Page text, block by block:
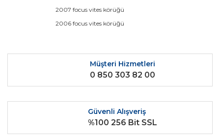
Ürün fiyatı diğer sitelerden daha pahalı.
Bu ürüne benzer farklı alternatifler olmalı.
Gönder
2007 focus vites körüğü
2006 focus vites körüğü
Müşteri Hizmetleri
0 850 303 82 00
Güvenli Alışveriş
%100 256 Bit SSL